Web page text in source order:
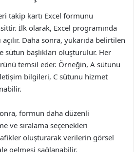
takip kartı Excel formunu
İlk olarak, Excel programında
Daha sonra, yukarıda belirtilen
sütun başlıkları oluşturulur. Her
temsil eder. Örneğin, A sütunu
bilgileri, C sütunu hizmet
formun daha düzenli
ve sıralama seçenekleri
oluşturarak verilerin görsel
gelmesi sağlanabilir.